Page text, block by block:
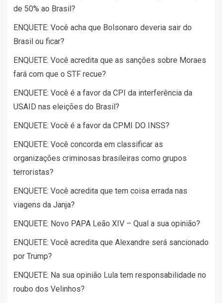
de 50% ao Brasil?
ENQUETE: Você acha que Bolsonaro deveria sair do
Brasil ou ficar?
ENQUETE: Você acredita que as sanções sobre Moraes
fará com que o STF recue?
ENQUETE: Você é a favor da CPI da interferência da
USAID nas eleições do Brasil?
ENQUETE: Você é a favor da CPMI DO INSS?
ENQUETE: Você concorda em classificar as
organizações criminosas brasileiras como grupos
terroristas?
ENQUETE: Você acredita que tem coisa errada nas
viagens da Janja?
ENQUETE: Novo PAPA Leão XIV – Qual a sua opinião?
ENQUETE: Você acredita que Alexandre será sancionado
por Trump?
ENQUETE: Na sua opinião Lula tem responsabilidade no
roubo dos Velinhos?